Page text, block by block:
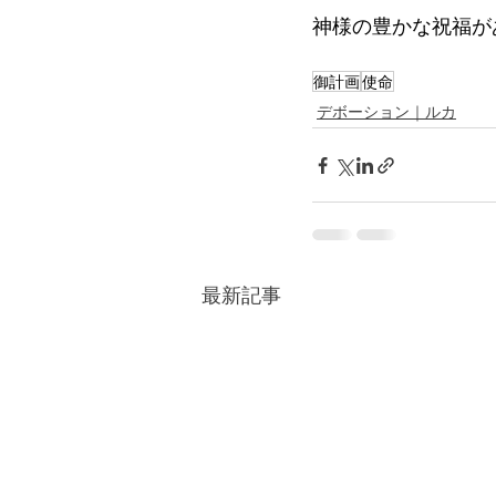
神様の豊かな祝福が
御計画使命
デボーション｜ルカ
最新記事